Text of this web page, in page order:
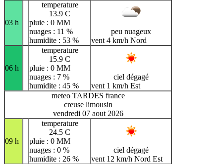
03 h
temperature
13.9 C
pluie : 0 MM
nuages : 11 %
humidite : 53 %
peu nuageux
vent 4 km/h Nord
06 h
temperature
15.9 C
pluie : 0 MM
nuages : 7 %
humidite : 45 %
ciel dégagé
vent 1 km/h Est
meteo TARDES france
creuse limousin
vendredi 07 aout 2026
09 h
temperature
24.5 C
pluie : 0 MM
nuages : 0 %
humidite : 26 %
ciel dégagé
vent 12 km/h Nord Est